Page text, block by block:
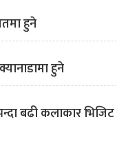
हुने
हुने
बढी कलाकार भिजिट